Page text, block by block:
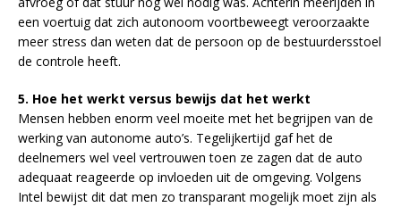
een voertuig dat zich autonoom voortbeweegt veroorzaakte
meer stress dan weten dat de persoon op de bestuurdersstoel
de controle heeft.
5. Hoe het werkt versus bewijs dat het werkt
Mensen hebben enorm veel moeite met het begrijpen van de
werking van autonome auto’s. Tegelijkertijd gaf het de
deelnemers wel veel vertrouwen toen ze zagen dat de auto
adequaat reageerde op invloeden uit de omgeving. Volgens
Intel bewijst dit dat men zo transparant mogelijk moet zijn als